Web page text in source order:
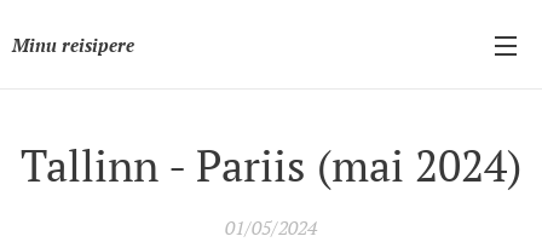
Minu reisipere
Tallinn - Pariis (mai 2024)
01/05/2024